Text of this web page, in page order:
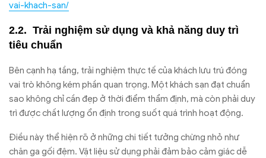
vai-khach-san/
Trải nghiệm sử dụng và khả năng duy trì
tiêu chuẩn
Bên cạnh hạ tầng, trải nghiệm thực tế của khách lưu trú đóng
vai trò không kém phần quan trọng. Một khách sạn đạt chuẩn
sao không chỉ cần đẹp ở thời điểm thẩm định, mà còn phải duy
trì được chất lượng ổn định trong suốt quá trình hoạt động.
Điều này thể hiện rõ ở những chi tiết tưởng chừng nhỏ như
chăn ga gối đệm. Vật liệu sử dụng phải đảm bảo cảm giác dễ